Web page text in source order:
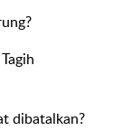
dibatalkan?